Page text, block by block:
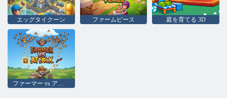
エッグタイクーン ファームピース 庭を育てる 3D
ファーマー vs アタック